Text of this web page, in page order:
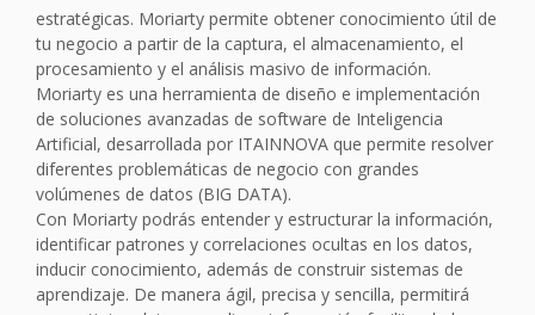
estratégicas. Moriarty permite obtener conocimiento útil de
tu negocio a partir de la captura, el almacenamiento, el
procesamiento y el análisis masivo de información.
Moriarty es una herramienta de diseño e implementación
de soluciones avanzadas de software de Inteligencia
Artificial, desarrollada por ITAINNOVA que permite resolver
diferentes problemáticas de negocio con grandes
volúmenes de datos (BIG DATA).
Con Moriarty podrás entender y estructurar la información,
identificar patrones y correlaciones ocultas en los datos,
inducir conocimiento, además de construir sistemas de
aprendizaje. De manera ágil, precisa y sencilla, permitirá